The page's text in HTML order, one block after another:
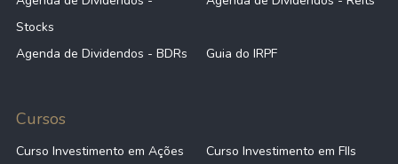
Stocks
Agenda de Dividendos - BDRs Guia do IRPF
Cursos
Curso Investimento em Ações
Curso Investimento em FIIs